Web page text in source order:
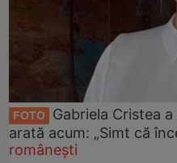
FOTO
Gabriela Cristea
arată acum: „Simt că
românești